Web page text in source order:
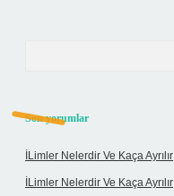
Son yorumlar
İLimler Nelerdir Ve Kaça Ayrılır
İLimler Nelerdir Ve Kaça Ayrılır